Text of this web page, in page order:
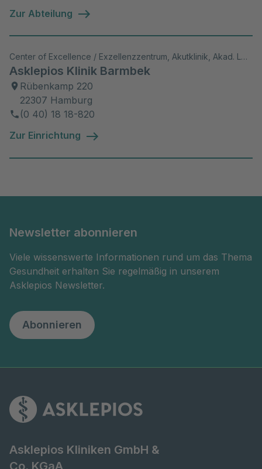
Zur Abteilung
Center of Excellence / Exzellenzzentrum, Akutklinik, Akad. Lehrkrankenhaus, Wiss. Aktivitäten
Asklepios Klinik Barmbek
Rübenkamp 220
22307 Hamburg
(0 40) 18 18-820
Zur Einrichtung
Newsletter abonnieren
Viele wissenswerte Informationen rund um das Thema
Gesundheit erhalten Sie regelmäßig in unserem
Asklepios Newsletter.
Abonnieren
Asklepios Kliniken GmbH &